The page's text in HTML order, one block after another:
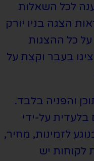
לכל השאלות
הצגה בניו יורק
על כל ההצגות
בעבר וקצת על
והפניה בלבד.
על-ידי
לזמינות, מחיר,
לקוחות יש